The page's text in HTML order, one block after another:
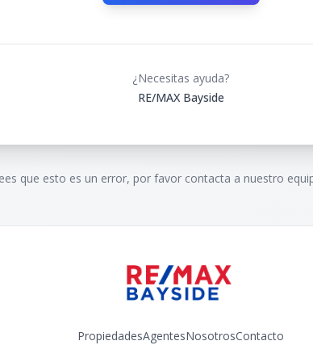
¿Necesitas ayuda?
RE/MAX Bayside
que esto es un error, por favor contacta a nuestro
PropiedadesAgentesNosotrosContacto